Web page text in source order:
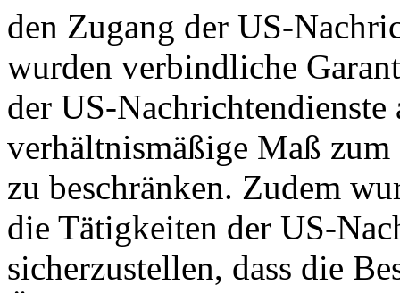
den Zugang der US-
wurden verbindliche
der US-
verhältnismäßige Maß
zu beschränken. Zudem
die Tätigkeiten der US-
sicherzustellen, dass die